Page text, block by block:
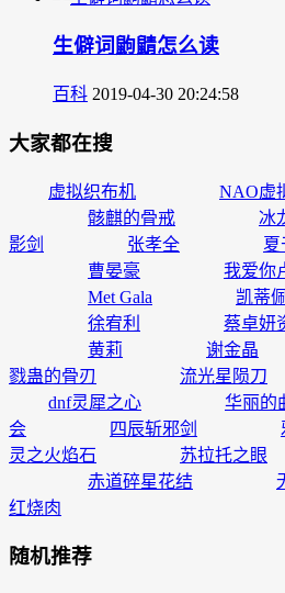
生僻词鼩鼱怎么读
百科 2019-04-30 20:24:58
大家都在搜
虚拟织布机 NAO虚
骸麒的骨戒
冰
影剑
张孝全 夏
曹晏豪
我爱你
Met Gala
凯蒂
徐宥利
蔡卓妍
黄莉
谢金晶
戮蛊的骨刃
流光星陨刀
dnf灵犀之心
华丽的
会
四辰斩邪剑
灵之火焰石
苏拉托之眼
赤道碎星花结
红烧肉
随机推荐